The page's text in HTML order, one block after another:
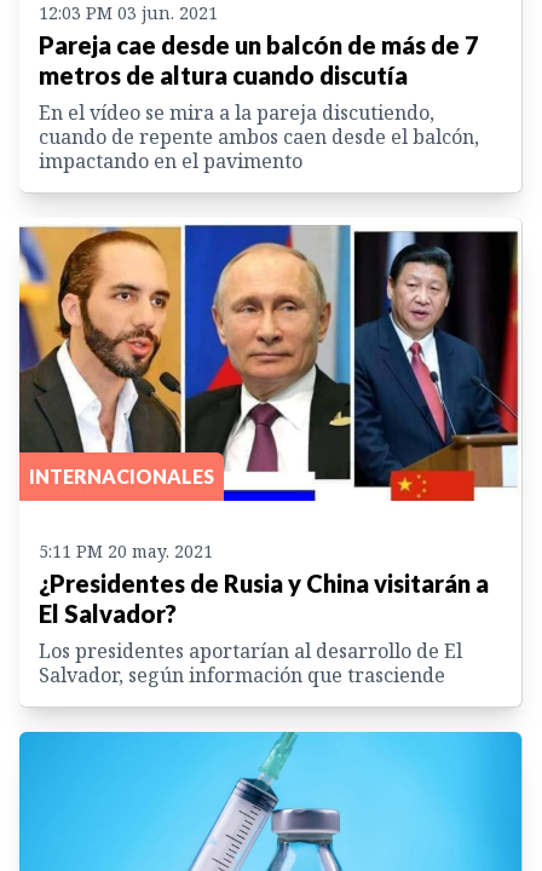
12:03 PM 03 jun. 2021
Pareja cae desde un balcón de más de 7
metros de altura cuando discutía
En el vídeo se mira a la pareja discutiendo,
cuando de repente ambos caen desde el balcón,
impactando en el pavimento
INTERNACIONALES
5:11 PM 20 may. 2021
¿Presidentes de Rusia y China visitarán a
El Salvador?
Los presidentes aportarían al desarrollo de El
Salvador, según información que trasciende